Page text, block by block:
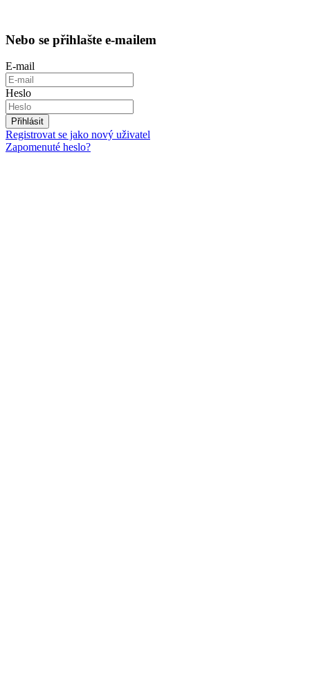
Nebo se přihlašte e-mailem
E-mail
Heslo
Přihlásit
Registrovat se jako nový uživatel
Zapomenuté heslo?